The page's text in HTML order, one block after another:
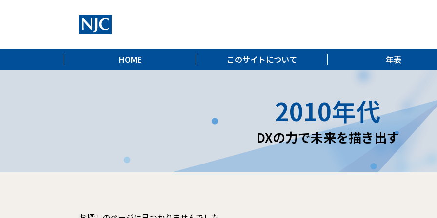
HOME このサイトについて 年表
2010年代
DXの力で未来を描き出す